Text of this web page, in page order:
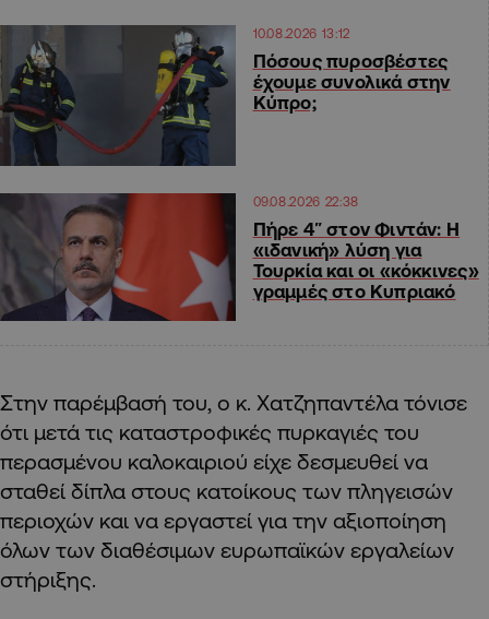
10.08.2026 13:12
Πόσους πυροσβέστες
έχουμε συνολικά στην
Κύπρο;
09.08.2026 22:38
Πήρε 4″ στον Φιντάν: Η
«ιδανική» λύση για
Τουρκία και οι «κόκκινες»
γραμμές στο Κυπριακό
Στην παρέμβασή του, ο κ. Χατζηπαντέλα τόνισε
ότι μετά τις καταστροφικές πυρκαγιές του
περασμένου καλοκαιριού είχε δεσμευθεί να
σταθεί δίπλα στους κατοίκους των πληγεισών
περιοχών και να εργαστεί για την αξιοποίηση
όλων των διαθέσιμων ευρωπαϊκών εργαλείων
στήριξης.